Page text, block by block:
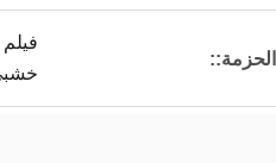
الحزمة::